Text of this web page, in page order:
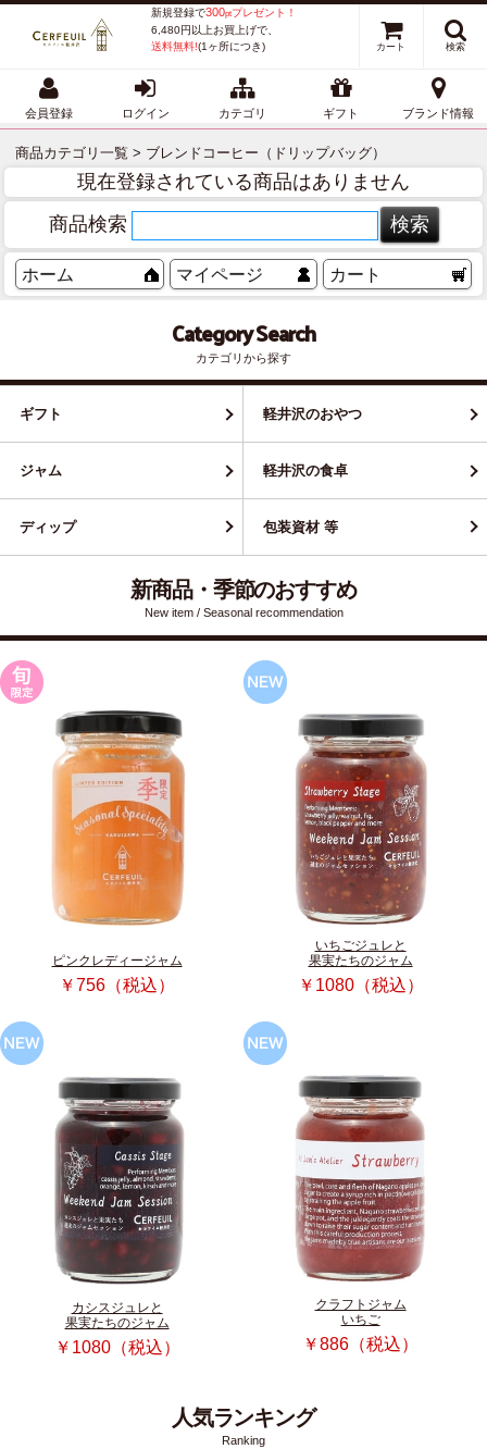
新規登録で300ptプレゼント！
6,480円以上お買上げで、
送料無料!(1ヶ所につき) 検索
カート
会員登録 ログイン カテゴリ ギフト ブランド情報
商品カテゴリ一覧 > ブレンドコーヒー（ドリップバッグ）
現在登録されている商品はありません
商品検索
ホーム マイページ カート
Category Search
カテゴリから探す
ギフト 軽井沢のおやつ
ジャム 軽井沢の食卓
ディップ 包装資材 等
新商品・季節のおすすめ
New item / Seasonal recommendation
ピンクレディージャム
￥756（税込）
いちごジュレと
果実たちのジャム
￥1080（税込）
カシスジュレと
果実たちのジャム
￥1080（税込）
クラフトジャム
いちご
￥886（税込）
人気ランキング
Ranking